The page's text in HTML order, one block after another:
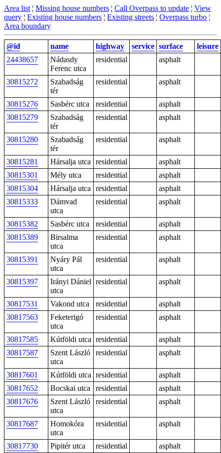
Area list ¦ Missing house numbers ¦ Call Overpass to update ¦ View
query ¦ Existing house numbers ¦ Existing streets ¦ Overpass turbo ¦
Area boundary
@id name highway service surface
leisure
24438657
Nádasdy
Ferenc utca
residential asphalt
30815272
Szabadság
tér
residential asphalt
30815276 Sasbérc utca residential
asphalt
30815279
Szabadság
tér
residential asphalt
30815280
Szabadság
tér
residential asphalt
30815281 Hársalja utca residential
asphalt
30815301
Mély utca residential
asphalt
30815304
Hársalja utca residential
asphalt
30815333
Dámvad
utca
residential asphalt
30815382 Sasbérc utca residential
asphalt
30815389
Birsalma
utca
residential asphalt
30815391
Nyáry Pál
utca
residential asphalt
30815397
Irányi Dániel
utca
residential asphalt
30817531 Vakond utca residential
asphalt
30817563
Feketerigó
utca
residential asphalt
30817585 Kútföldi utca residential
asphalt
30817587
Szent László
utca
residential asphalt
30817601 Kútföldi utca residential
asphalt
30817652
Bocskai utca residential
asphalt
30817676
Szent László
utca
residential asphalt
30817687
Homokóra
utca
residential asphalt
30817730 Pipitér utca residential
asphalt